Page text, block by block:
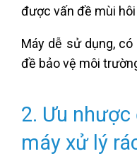
được vấn đề mùi
Máy dễ sử dụng,
đề bảo vệ môi
2. Ưu
máy xử lý